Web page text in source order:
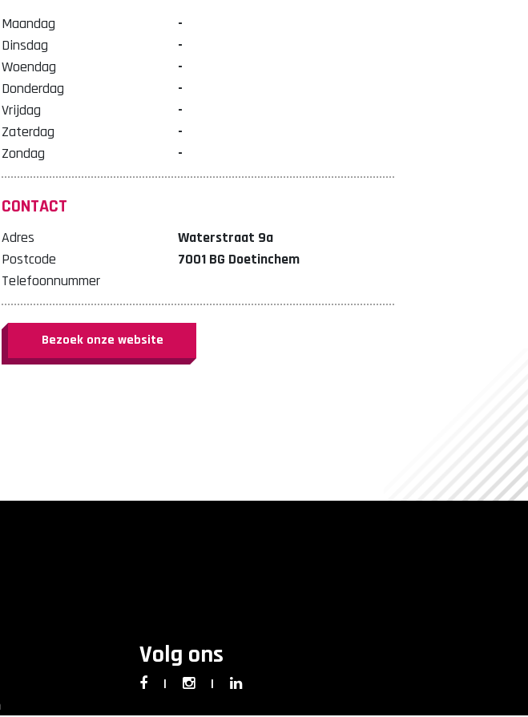
Maandag
-
Dinsdag
-
Woendag
-
Donderdag
-
Vrijdag
-
Zaterdag
-
Zondag
-
CONTACT
Adres
Waterstraat 9a
Postcode
7001 BG Doetinchem
Telefoonnummer
Bezoek onze website
Volg ons
| |